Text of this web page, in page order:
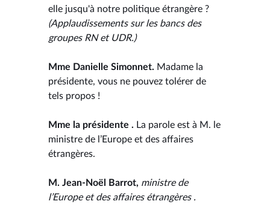
elle jusqu'à notre politique étrangère ?
(Applaudissements sur les bancs des
groupes RN et UDR.)
Mme Danielle Simonnet. Madame la
présidente, vous ne pouvez tolérer de
tels propos !
Mme la présidente . La parole est à M. le
ministre de l’Europe et des affaires
étrangères.
M. Jean-Noël Barrot, ministre de
l’Europe et des affaires étrangères .